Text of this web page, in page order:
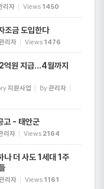
리자 Views 1450
조금 도입한다
리자 Views 1476
억원 지급…4월까지
지원사업 By관리자
고 - 태안군
리자 Views 2164
더 사도 1세대 1주
리자 Views 1161